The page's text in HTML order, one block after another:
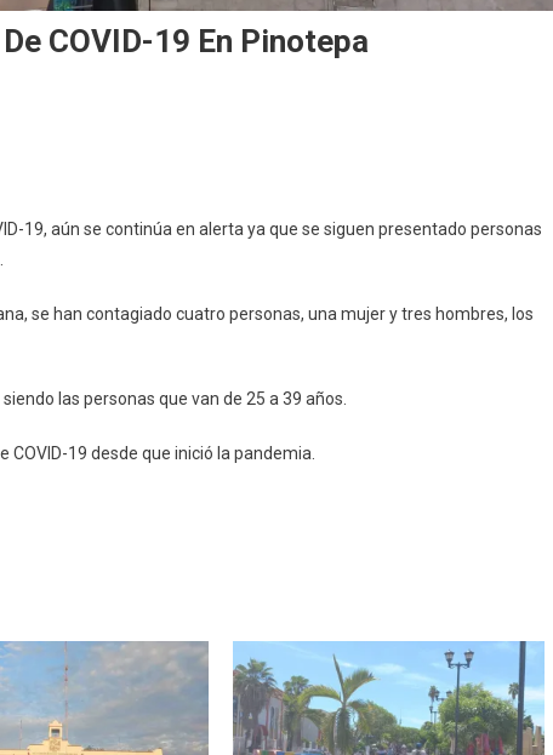
COVID-19 En Pinotepa
19, aún se continúa en alerta ya que se siguen presentado personas
se han contagiado cuatro personas, una mujer y tres hombres, los
las personas que van de 25 a 39 años.
COVID-19 desde que inició la pandemia.